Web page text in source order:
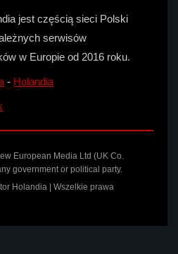
jest częścią sieci Polski
serwisów
w Europie od 2016 roku.
- Holandia
European Media Ltd (UK Co.
government or political party.
Holandia | Wszelkie prawa